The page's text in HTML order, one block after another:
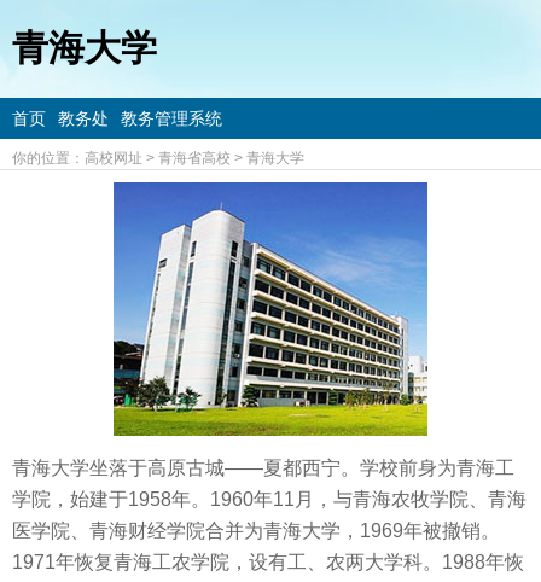
青海大学
首页 教务处 教务管理系统
你的位置： 高校网址 > 青海省高校 > 青海大学
青海大学坐落于高原古城——夏都西宁。学校前身为青海工
学院，始建于1958年。1960年11月，与青海农牧学院、青海
医学院、青海财经学院合并为青海大学，1969年被撤销。
1971年恢复青海工农学院，设有工、农两大学科。1988年恢